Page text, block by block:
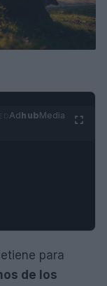
AdhubMedia
para
de los